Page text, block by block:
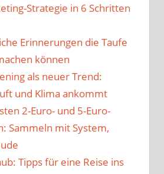
Strategie in 6 Schritten
Erinnerungen die Taufe
können
als neuer Trend:
und Klima ankommt
2-Euro- und 5-Euro-
Sammeln mit System,
Tipps für eine Reise ins